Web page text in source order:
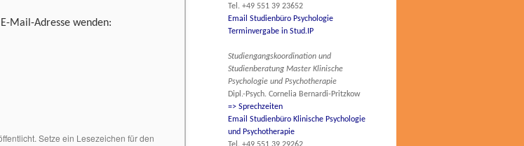
Mail-Adresse wenden:
Setze ein Lesezeichen für den
Tel. +49 551 39 23652
Email Studienbüro Psychologie
Terminvergabe in Stud.IP
Studiengangskoordination und
Studienberatung Master Klinische
Psychologie und Psychotherapie
Dipl.-Psych. Cornelia Bernardi-Pritzkow
=> Sprechzeiten
Email Studienbüro Klinische Psychologie
und Psychotherapie